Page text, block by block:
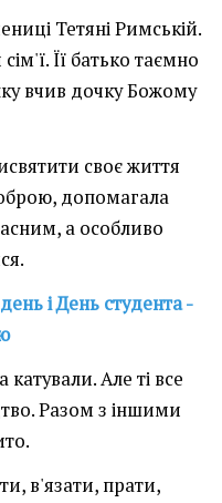
Тетяні Римській.
Її батько таємно
вчив дочку Божому
своє життя
допомагала
а особливо
і День студента -
катували. Але ті все
Разом з іншими
в'язати, прати,